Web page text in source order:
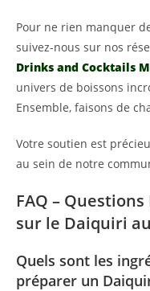
Pour ne rien manquer
suivez-nous sur nos
Drinks and Cocktails
univers de boissons
Ensemble, faisons de
Votre soutien est
au sein de notre
FAQ –
sur le Daiquiri
Quels sont les
préparer un